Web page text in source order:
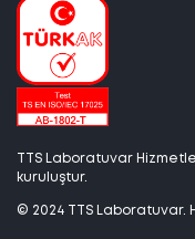
TTS Laboratuvar
kuruluştur.
© 2024 TTS Laboratuvar.